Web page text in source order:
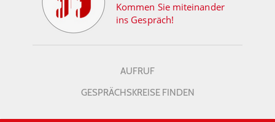
Kommen Sie miteinander
ins Gespräch!
AUFRUF
GESPRÄCHSKREISE FINDEN